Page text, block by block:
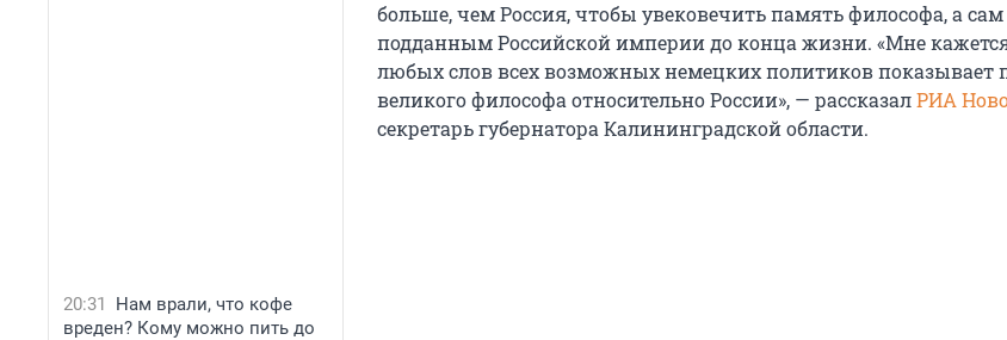
20:31
Нам врали, что кофе
вреден? Кому можно пить до
больше, чем Россия, чтобы увековечить память философа, а сам
подданным Российской империи до конца жизни. «Мне
любых слов всех возможных немецких политиков показывает
великого философа относительно России», — рассказалРИА
секретарь губернатора Калининградской области.